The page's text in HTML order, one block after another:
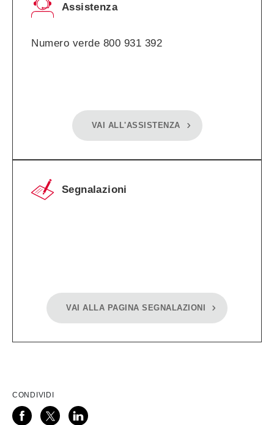
Assistenza
Numero verde 800 931 392
VAI ALL'ASSISTENZA
Segnalazioni
VAI ALLA PAGINA SEGNALAZIONI
CONDIVIDI